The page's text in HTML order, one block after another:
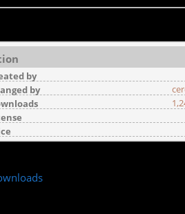
by
by